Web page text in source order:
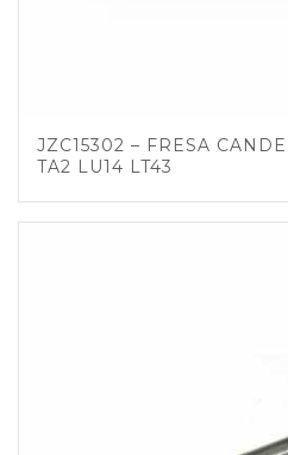
JZC15302 – FRESA
TA2 LU14 LT43